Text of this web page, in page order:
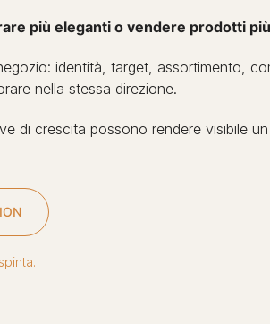
più eleganti o vendere prodotti
identità, target, assortimento,
nella stessa direzione.
di crescita possono rendere visibile